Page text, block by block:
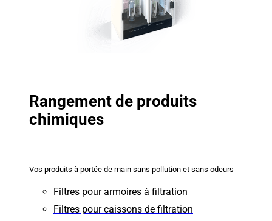
Rangement de produits
chimiques
Vos produits à portée de main sans pollution et sans odeurs
Filtres pour armoires à filtration
Filtres pour caissons de filtration